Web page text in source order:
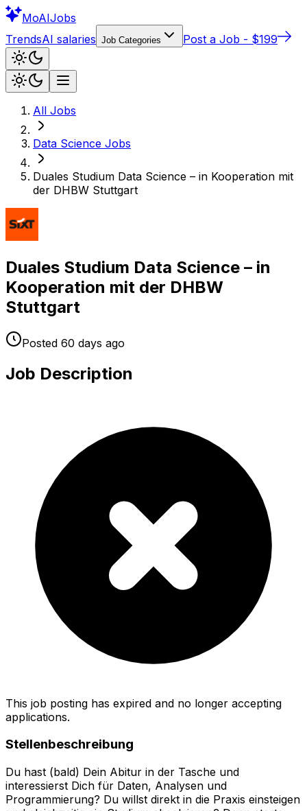
MoAIJobs
TrendsAI salaries Job Categories Post a Job - $199
All Jobs
Data Science Jobs
Duales Studium Data Science – in Kooperation mit
der DHBW Stuttgart
Duales Studium Data Science – in
Kooperation mit der DHBW
Stuttgart
Posted 60 days ago
Job Description
This job posting has expired and no longer accepting
applications.
Stellenbeschreibung
Du hast (bald) Dein Abitur in der Tasche und
interessierst Dich für Daten, Analysen und
Programmierung? Du willst direkt in die Praxis einsteigen